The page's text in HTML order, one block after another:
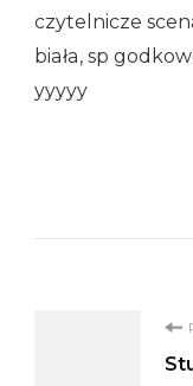
czytelnicze
biała, sp
yyyyy